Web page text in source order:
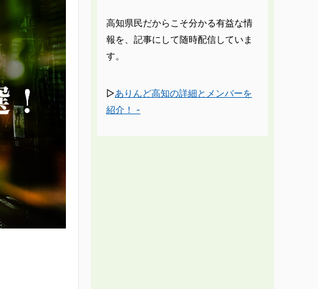
高知県民だからこそ分かる有益な情
報を、記事にして随時配信していま
す。
▷ありんど高知の詳細とメンバーを
紹介！ -